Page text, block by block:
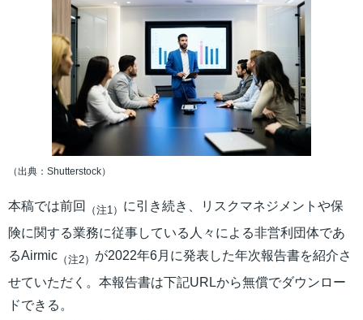
（出典：Shutterstock）
本稿では前回 （注1） に引き続き、リスクマネジメントや保
険に関する業務に従事している人々による非営利団体であ
るAirmic （注2） が2022年6月に発表した年次報告書を紹介さ
せていただく。本報告書は下記URLから無償でダウンロー
ドできる。